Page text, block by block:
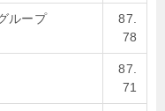
ループ
87.
78
87.
71